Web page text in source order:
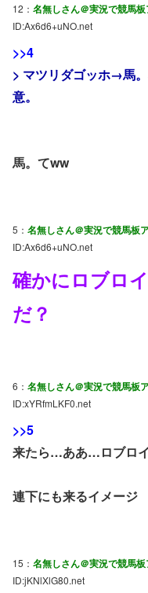
12： 名無しさん＠実況で競馬板
ID:Ax6d6+uNO.net
>>4
> マツリダゴッホ→馬
意。
馬。てww
5： 名無しさん＠実況で競馬板
ID:Ax6d6+uNO.net
確かにロブロ
だ？
6： 名無しさん＠実況で競馬板
ID:xYRfmLKF0.net
>>5
来たら…ああ…ロブロ
連下にも来るイメージ
15： 名無しさん＠実況で競馬板
ID:jKNlXlG80.net